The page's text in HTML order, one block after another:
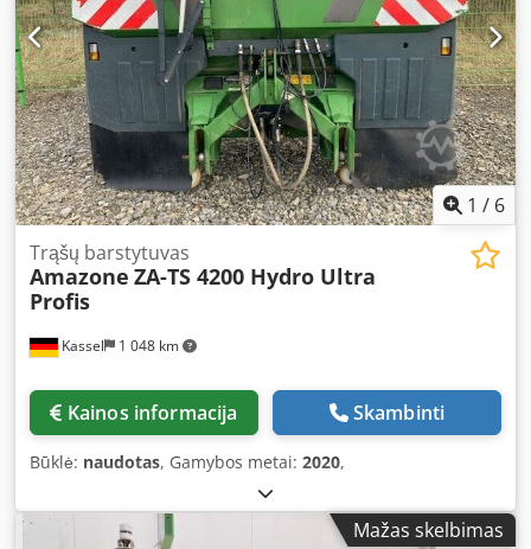
1 / 6
Kassel 1 048 km
Trąšų barstytuvas
Amazone ZA-TS 4200 Hydro Ultra
Profis
Kainos informacija Skambinti
Būklė: naudotas, Gamybos metai: 2020,
Mažas skelbimas